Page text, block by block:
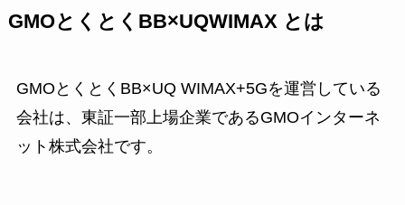
GMOとくとくBB×UQWIMAX とは
GMOとくとくBB×UQ WIMAX+5Gを運営している
会社は、東証一部上場企業であるGMOインターネ
ット株式会社です。